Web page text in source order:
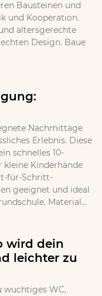
Bausteinen und
und Kooperation.
altersgerechte
Design. Baue
Nachmittage
Erlebnis. Diese
schnelles 10-
Kinderhände
für-Schritt-
geeignet und ideal
Material...
wird dein
leichter zu
wuchtiges WC,